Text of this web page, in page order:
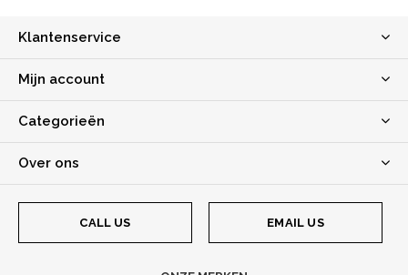
Klantenservice
Mijn account
Categorieën
Over ons
CALL US EMAIL US